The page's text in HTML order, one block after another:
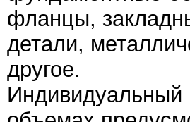
фланцы,
детали,
другое.
Индивидуальный